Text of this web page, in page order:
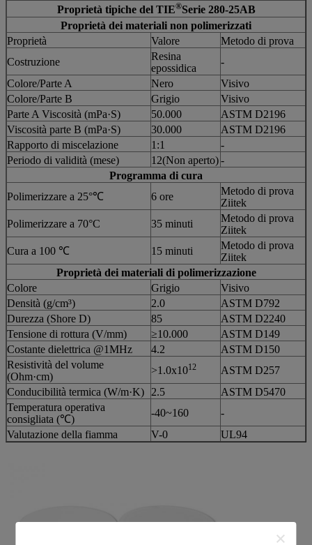
Proprietà tipiche del TIE®Serie 280-25AB
Proprietà dei materiali non polimerizzati
Proprietà
Valore
Metodo di prova
Costruzione
Resina
epossidica
-
Colore/Parte A
Nero
Visivo
Colore/Parte B
Grigio
Visivo
Parte A Viscosità (mPa·S)
50.000
ASTM D2196
Viscosità parte B (mPa·S)
30.000
ASTM D2196
Rapporto di miscelazione
1:1
-
Periodo di validità (mese)
12(Non aperto)-
Programma di cura
Polimerizzare a 25°℃
6 ore
Metodo di prova
Ziitek
Polimerizzare a 70°C
35 minuti
Metodo di prova
Ziitek
Cura a 100 ℃
15 minuti
Metodo di prova
Ziitek
Proprietà dei materiali di polimerizzazione
Colore
Grigio
Visivo
Densità (g/cm³)
2.0
ASTM D792
Durezza (Shore D)
85
ASTM D2240
Tensione di rottura (V/mm)
≥10.000
ASTM D149
Costante dielettrica @1MHz
4.2
ASTM D150
Resistività del volume
(Ohm·cm)
>1.0x1012
ASTM D257
Conducibilità termica (W/m·K)
2.5
ASTM D5470
Temperatura operativa
consigliata (℃)
-40~160
-
Valutazione della fiamma
V-0 UL94